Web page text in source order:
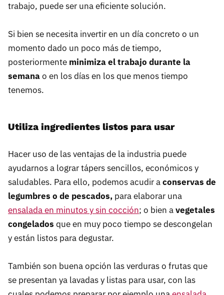
trabajo, puede ser una eficiente solución.
Si bien se necesita invertir en un día concreto o un
momento dado un poco más de tiempo,
posteriormente minimiza el trabajo durante la
semanao en los días en los que menos tiempo
tenemos.
Utiliza ingredientes listos para usar
Hacer uso de las ventajas de la industria puede
ayudarnos a lograr tápers sencillos, económicos y
saludables. Para ello, podemos acudir aconservas de
legumbres o de pescados, para elaborar una
ensalada en minutos y sin cocción; o bien avegetales
congelados que en muy poco tiempo se descongelan
y están listos para degustar.
También son buena opción las verduras o frutas que
se presentan ya lavadas y listas para usar, con las